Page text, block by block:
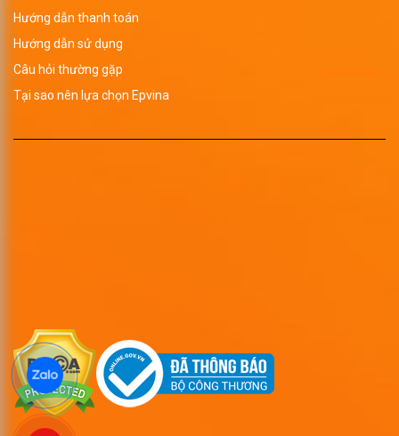
Hướng dẫn thanh toán
Hướng dẫn sử dụng
Câu hỏi thường gặp
Tại sao nên lựa chọn Epvina